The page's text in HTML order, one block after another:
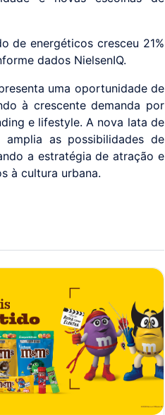
de energéticos cresceu 21%
dados NielsenIQ.
uma oportunidade de
à crescente demanda por
e lifestyle. A nova lata de
as possibilidades de
a estratégia de atração e
à cultura urbana.